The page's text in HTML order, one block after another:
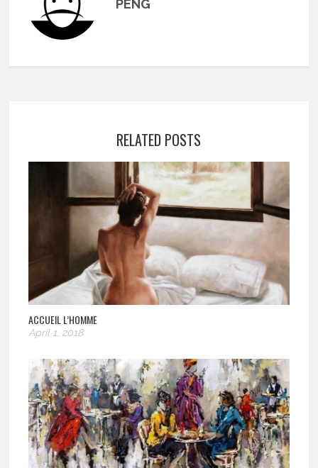
PENG
RELATED POSTS
ACCUEIL L’HOMME
April 1, 2018